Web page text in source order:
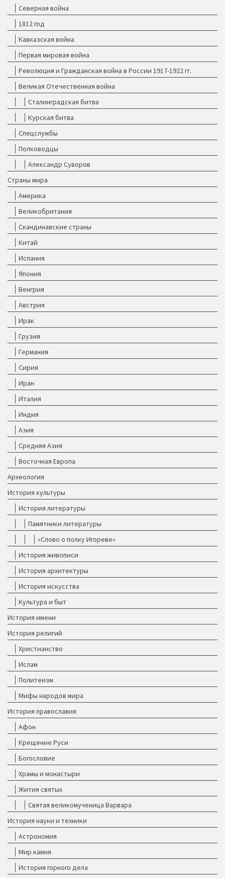
Северная война
1812 год
Кавказская война
Первая мировая война
Революция и Гражданская война в России 1917-1922 гг.
Великая Отечественная война
Сталинградская битва
Курская битва
Спецслужбы
Полководцы
Александр Суворов
Страны мира
Америка
Великобритания
Скандинавские страны
Китай
Испания
Япония
Венгрия
Австрия
Ирак
Грузия
Германия
Сирия
Иран
Италия
Индия
Азия
Средняя Азия
Восточная Европа
Археология
История культуры
История литературы
Памятники литературы
«Слово о полку Игореве»
История живописи
История архитектуры
История искусства
Культура и быт
История имени
История религий
Христианство
Ислам
Политеизм
Мифы народов мира
История православия
Афон
Крещение Руси
Богословие
Храмы и монастыри
Жития святых
Святая великомученица Варвара
История науки и техники
Астрономия
Мир камня
История горного дела